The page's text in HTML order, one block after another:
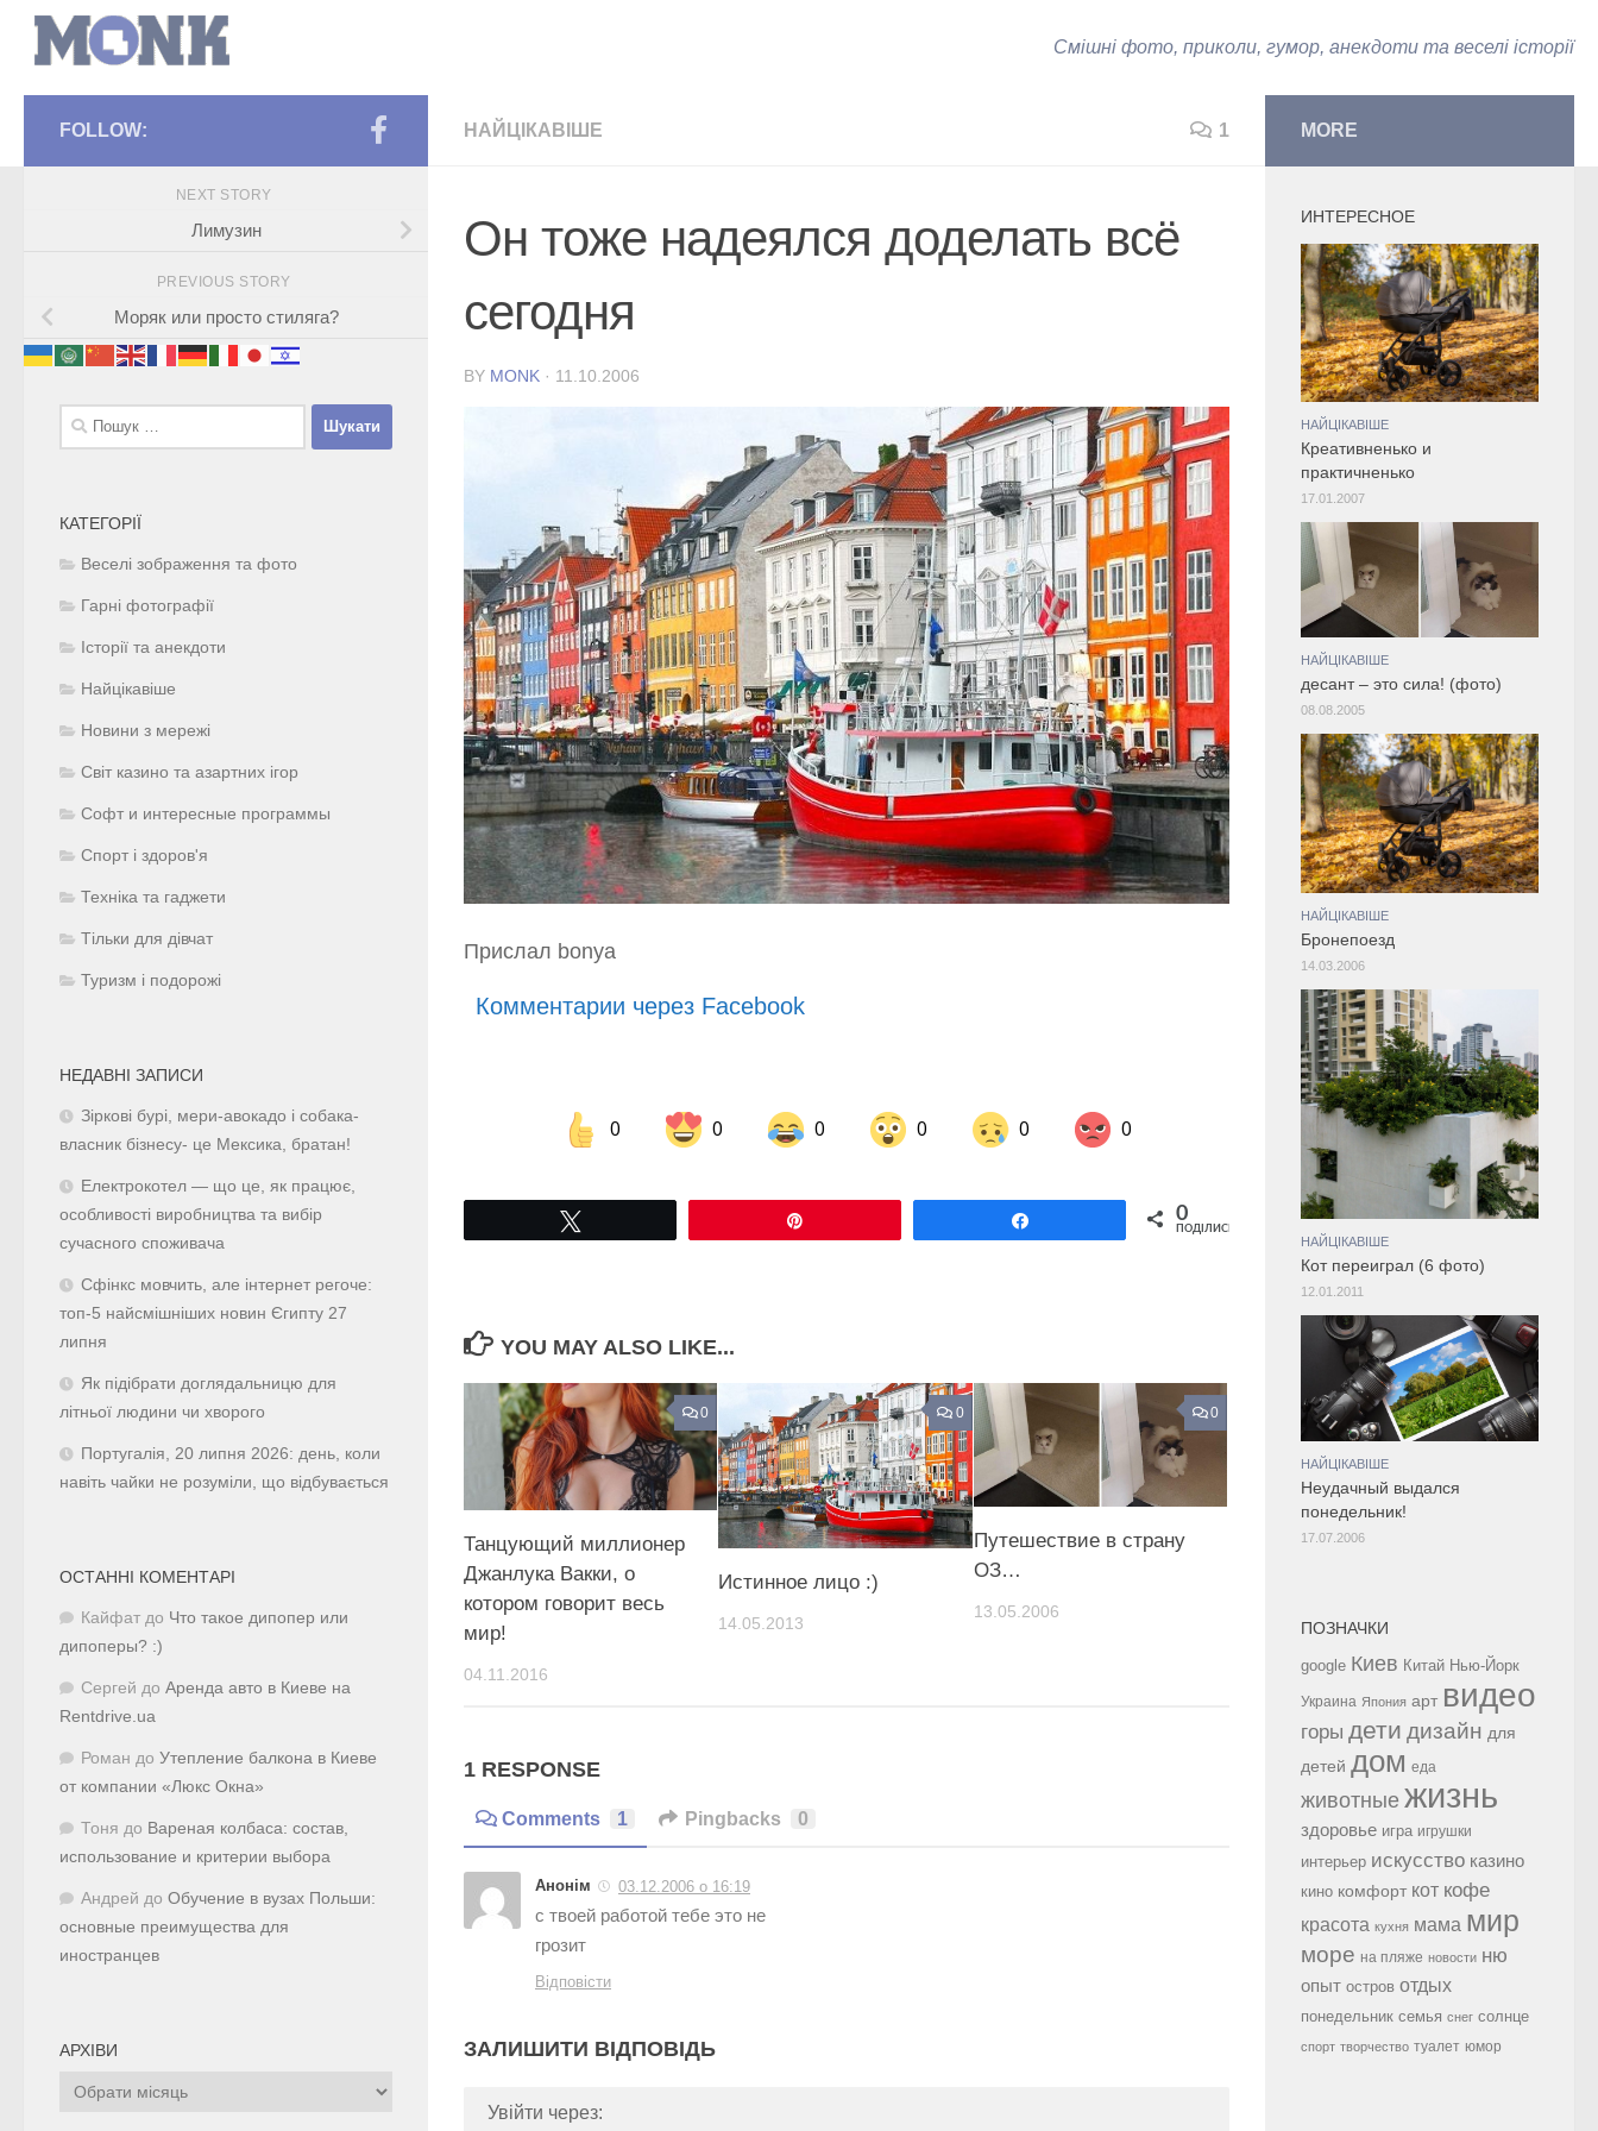
Смішні фото, приколи, гумор, анекдоти та веселі історії
НАЙЦІКАВІШЕ 1
Он тоже надеялся доделать всё
сегодня
BY MONK · 11.10.2006
Прислал bonya
Комментарии через Facebook
0 0 0 0 0 0
Share on Facebook Share on LinkedIn Share on Twitter 0
ПОДІЛИСЬ
YOU MAY ALSO LIKE...
0
Танцующий миллионер
Джанлука Вакки, о
котором говорит весь
мир!
04.11.2016
0
Истинное лицо :)
14.05.2013
0
Путешествие в страну
ОЗ…
13.05.2006
1 RESPONSE
Comments 1 Pingbacks 0
Анонім 03.12.2006 о 16:19
с твоей работой тебе это не
грозит
Відповісти
ЗАЛИШИТИ ВІДПОВІДЬ
Увійти через:
FOLLOW:
NEXT STORY
Лимузин
PREVIOUS STORY
Моряк или просто стиляга?
Пошук:
КАТЕГОРІЇ
Веселі зображення та фото
Гарні фотографії
Історії та анекдоти
Найцікавіше
Новини з мережі
Світ казино та азартних ігор
Софт и интересные программы
Спорт і здоров'я
Техніка та гаджети
Тільки для дівчат
Туризм і подорожі
НЕДАВНІ ЗАПИСИ
Зіркові бурі, мери-авокадо і собака-
власник бізнесу- це Мексика, братан!
Електрокотел — що це, як працює,
особливості виробництва та вибір
сучасного споживача
Сфінкс мовчить, але інтернет регоче:
топ-5 найсмішніших новин Єгипту 27
липня
Як підібрати доглядальницю для
літньої людини чи хворого
Португалія, 20 липня 2026: день, коли
навіть чайки не розуміли, що відбувається
ОСТАННІ КОМЕНТАРІ
Кайфат до Что такое дипопер или
дипоперы? :)
Сергей до Аренда авто в Киеве на
Rentdrive.ua
Роман до Утепление балкона в Киеве
от компании «Люкс Окна»
Тоня до Вареная колбаса: состав,
использование и критерии выбора
Андрей до Обучение в вузах Польши:
основные преимущества для
иностранцев
АРХІВИ
Архіви
MORE
ИНТЕРЕСНОЕ
НАЙЦІКАВІШЕ
Креативненько и
практичненько
17.01.2007
НАЙЦІКАВІШЕ
десант – это сила! (фото)
08.08.2005
НАЙЦІКАВІШЕ
Бронепоезд
14.03.2006
НАЙЦІКАВІШЕ
Кот переиграл (6 фото)
12.01.2011
НАЙЦІКАВІШЕ
Неудачный выдался
понедельник!
17.07.2006
ПОЗНАЧКИ
google Киев Китай Нью-Йорк
Украина Япония арт видео
горы дети дизайн для
детей дом еда
животные жизнь
здоровье игра игрушки
интерьер искусство казино
кино комфорт кот кофе
красота кухня мама мир
море на пляже новости ню
опыт остров отдых
понедельник семья снег солнце
спорт творчество туалет юмор